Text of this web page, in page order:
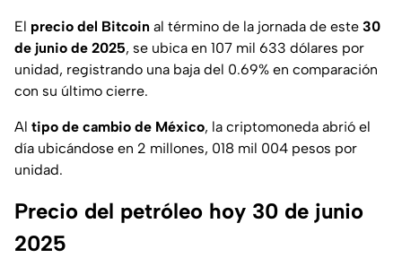
El precio del Bitcoin al término de la jornada de este 30
de junio de 2025, se ubica en 107 mil 633 dólares por
unidad, registrando una baja del 0.69% en comparación
con su último cierre.
Al tipo de cambio de México, la criptomoneda abrió el
día ubicándose en 2 millones, 018 mil 004 pesos por
unidad.
Precio del petróleo hoy 30 de junio
2025